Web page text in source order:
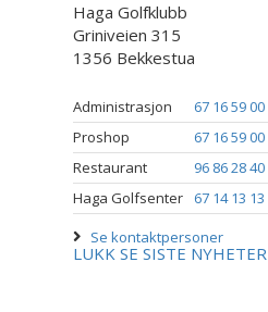
Haga Golfklubb
Griniveien 315
1356 Bekkestua
Administrasjon
67 16 59 00
Proshop
67 16 59 00
Restaurant
96 86 28 40
Haga Golfsenter
67 14 13 13
Se kontaktpersoner
LUKK SE SISTE NYHETER